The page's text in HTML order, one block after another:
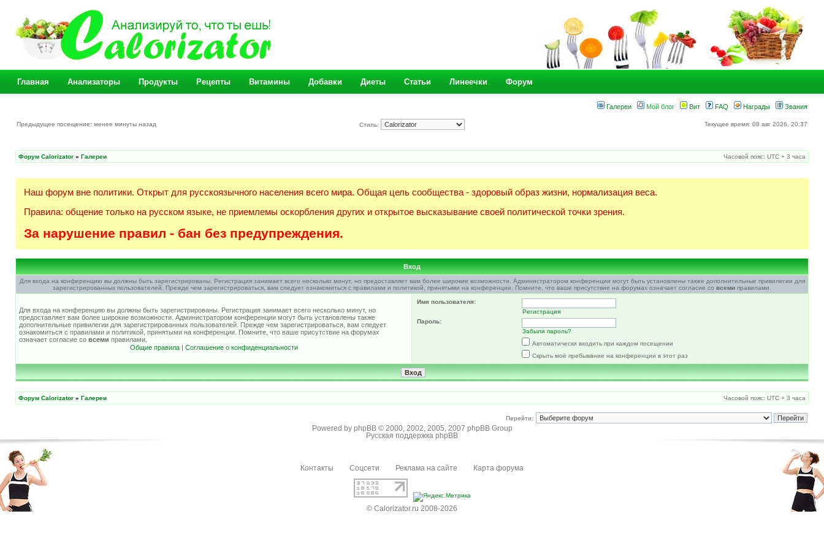
Главная Анализаторы Продукты Рецепты Витамины Добавки Диеты Статьи Линеечки Форум
Галереи Мой блог Вит FAQ Награды Звания
Предыдущее посещение: менее минуты назад Стиль: Текущее время: 08 авг 2026, 20:37
Форум Calorizator » Галереи Часовой пояс: UTC + 3 часа
Наш форум вне политики. Открыт для русскоязычного населения всего мира. Общая цель сообщества - здоровый образ жизни, нормализация веса.
Правила: общение только на русском языке, не приемлемы оскорбления других и открытое высказывание своей политической точки зрения.
За нарушение правил - бан без предупреждения.
Вход
Для входа на конференцию вы должны быть зарегистрированы. Регистрация занимает всего несколько минут, но предоставляет вам более широкие возможности. Администратором конференции могут быть установлены также дополнительные привилегии для
зарегистрированных пользователей. Прежде чем зарегистрироваться, вам следует ознакомиться с правилами и политикой, принятыми на конференции. Помните, что ваше присутствие на форумах означает согласие со всемиправилами.
Для входа на конференцию вы должны быть зарегистрированы. Регистрация занимает всего несколько минут, но
предоставляет вам более широкие возможности. Администратором конференции могут быть установлены также
дополнительные привилегии для зарегистрированных пользователей. Прежде чем зарегистрироваться, вам следует
ознакомиться с правилами и политикой, принятыми на конференции. Помните, что ваше присутствие на форумах
означает согласие со всеми правилами.
Общие правила| Соглашение о конфиденциальности
Имя пользователя:
Регистрация
Пароль:
Забыли пароль?
Автоматически входить при каждом посещении
Скрыть моё пребывание на конференции в этот раз
Форум Calorizator » Галереи Часовой пояс: UTC + 3 часа
Перейти:
Powered by phpBB© 2000, 2002, 2005, 2007 phpBB Group
Русская поддержка phpBB
Контакты Соцсети Реклама на сайте Карта форума
© Calorizator.ru 2008-2026